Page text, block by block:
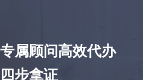
专属顾问高效代办
四步拿证